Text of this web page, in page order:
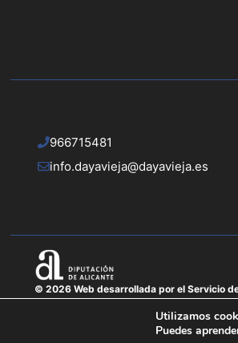
966715481
info.dayavieja@dayavieja.es
© 2026 Web desarrollada por el Servicio
Utilizamos
Puedes